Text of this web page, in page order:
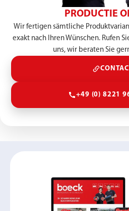
PRODUCTIE
Wir fertigen sämtliche
exakt nach Ihren Wünschen. Rufen
uns, wir beraten Sie
+49 (0) 8221